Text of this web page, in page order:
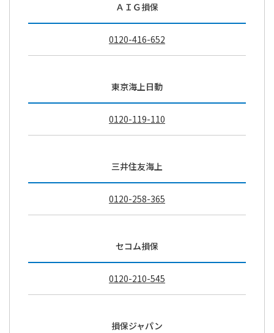
ＡＩＧ損保
0120-416-652
東京海上日動
0120-119-110
三井住友海上
0120-258-365
セコム損保
0120-210-545
損保ジャパン